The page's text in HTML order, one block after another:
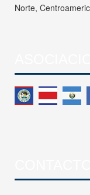
Norte,